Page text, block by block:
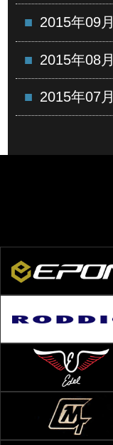
2015年09月
2015年08月
2015年07月